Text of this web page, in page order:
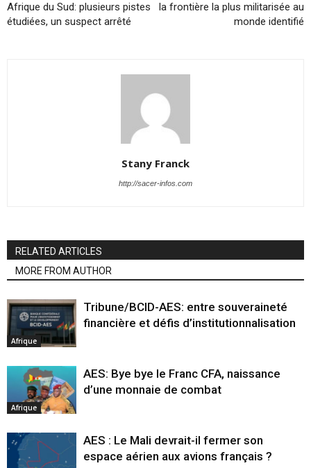
Afrique du Sud: plusieurs pistes
étudiées, un suspect arrêté
la frontière la plus militarisée au
monde identifié
Stany Franck
http://sacer-infos.com
RELATED ARTICLES
MORE FROM AUTHOR
Afrique
Tribune/BCID-AES: entre souveraineté
financière et défis d’institutionnalisation
Afrique
AES: Bye bye le Franc CFA, naissance
d’une monnaie de combat
AES : Le Mali devrait-il fermer son
espace aérien aux avions français ?